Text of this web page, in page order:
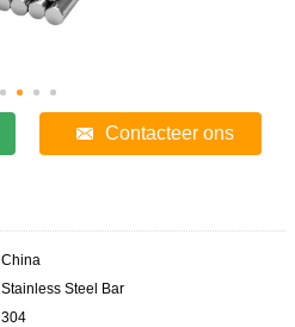
Contacteer ons
China
Stainless Steel Bar
304